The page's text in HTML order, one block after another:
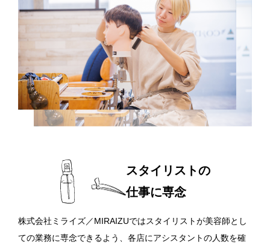
スタイリストの
仕事に専念
株式会社ミライズ／MIRAIZUではスタイリストが美容師とし
ての業務に専念できるよう、各店にアシスタントの人数を確